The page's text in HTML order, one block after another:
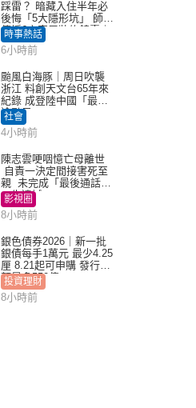
踩雷？ 暗藏入住半年必
後悔「5大隱形坑」 師傅
傳授6字家居裝修錦囊｜
Juicy叮
時事熱話
6小時前
颱風白海豚｜周日吹襲
浙江 料創天文台65年來
紀錄 成登陸中國「最長
途颱風」
社會
4小時前
陳志雲哽咽憶亡母離世
自責一決定間接害死至
親 未完成「最後通話」
一生遺憾
影視圈
8小時前
銀色債券2026｜新一批
銀債每手1萬元 最少4.25
厘 8.21起可申購 發行金
額最多550億
投資理財
8小時前